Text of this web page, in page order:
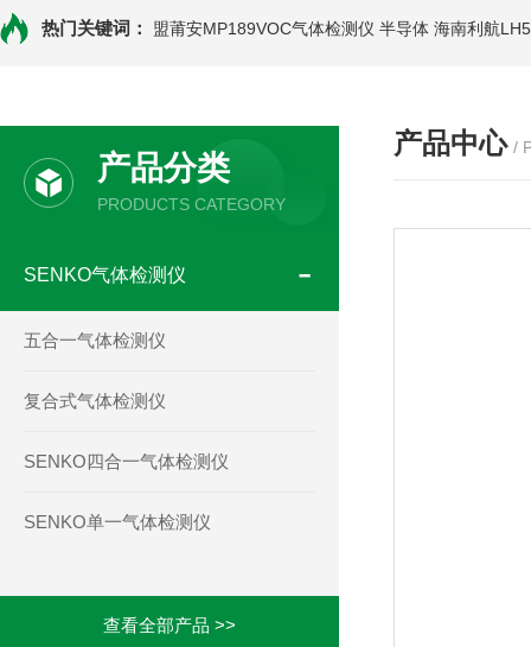
热门关键词： 盟莆安MP189VOC气体检测仪 半导体 海南利航
产品分类
PRODUCTS CATEGORY
SENKO气体检测仪
五合一气体检测仪
复合式气体检测仪
SENKO四合一气体检测仪
SENKO单一气体检测仪
查看全部产品 >>
产品中心 /